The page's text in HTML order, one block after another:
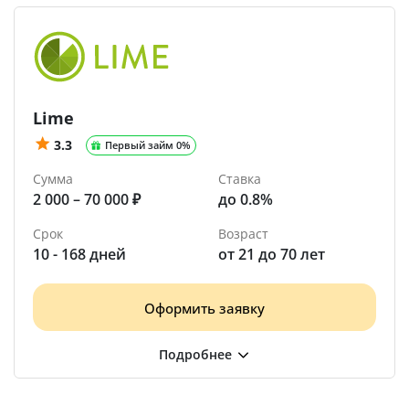
Lime
3.3 Первый займ 0%
Сумма
2 000 – 70 000 ₽
Ставка
до 0.8%
Срок
10 - 168 дней
Возраст
от 21 до 70 лет
Оформить заявку